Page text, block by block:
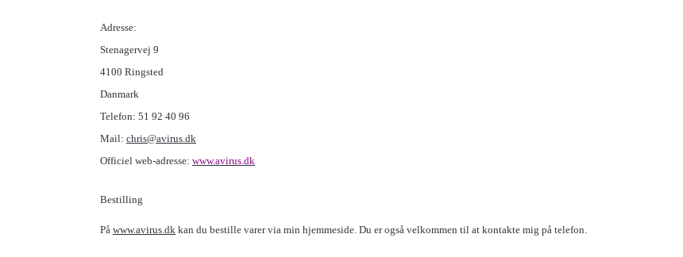
Adresse:
Stenagervej 9
4100 Ringsted
Danmark
Telefon: 51 92 40 96
Mail: chris@avirus.dk
Officiel web-adresse: www.avirus.dk
Bestilling
På www.avirus.dk kan du bestille varer via min hjemmeside. Du er også velkommen til at kontakte mig på telefon.